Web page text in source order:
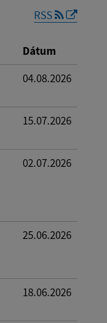
RSS
Dátum
04.08.2026
15.07.2026
02.07.2026
25.06.2026
18.06.2026